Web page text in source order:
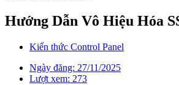
Hướng Dẫn Vô Hiệu Hóa
Kiến thức Control Panel
Ngày đăng: 27/11/2025
Lượt xem: 273